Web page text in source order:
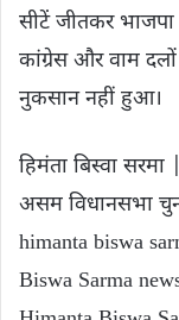
सीटें जीतकर भाजपा
कांग्रेस और वाम
नुकसान नहीं हुआ।
हिमंता बिस्वा
असम विधानसभा
himanta biswa
Biswa Sarma